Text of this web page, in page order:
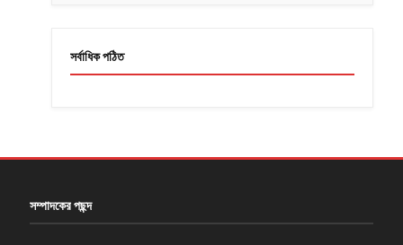
সর্বাধিক পঠিত
সম্পাদকের পছন্দ